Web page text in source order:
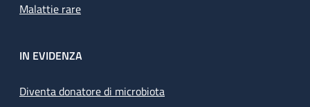
Malattie rare
IN EVIDENZA
Diventa donatore di microbiota